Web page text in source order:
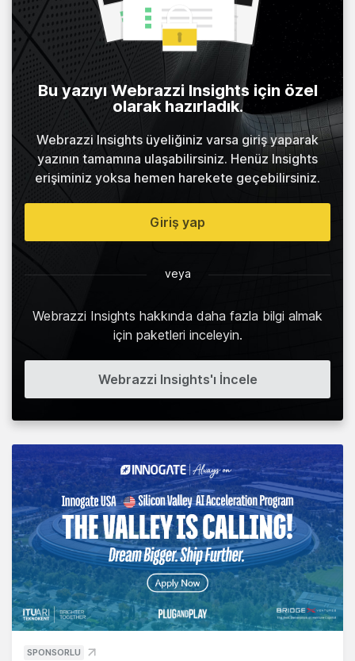
Bu yazıyı Webrazzi Insights için özel
olarak hazırladık.
Webrazzi Insights üyeliğiniz varsa giriş yaparak
yazının tamamına ulaşabilirsiniz. Henüz Insights
erişiminiz yoksa hemen harekete geçebilirsiniz.
Giriş yap
veya
Webrazzi Insights hakkında daha fazla bilgi almak
için paketleri inceleyin.
Webrazzi Insights'ı İncele
SPONSORLU